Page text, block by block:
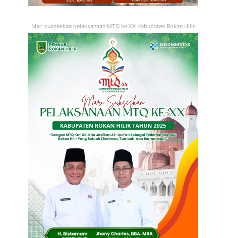
Mari sukseskan pelaksanaan MTQ ke XX Kabupaten Rokan Hilir